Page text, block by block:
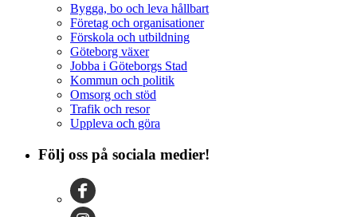
Bygga, bo och leva hållbart
Företag och organisationer
Förskola och utbildning
Göteborg växer
Jobba i Göteborgs Stad
Kommun och politik
Omsorg och stöd
Trafik och resor
Uppleva och göra
Följ oss på sociala medier!